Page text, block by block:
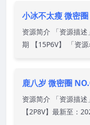
小冰不太瘦 微密
资源简介 「资源描
期 【15P6V】 「资
鹿八岁 微密圈
资源简介 「资源描
【2P8V】最新至：